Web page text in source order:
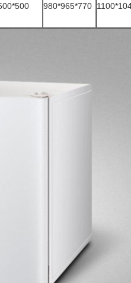
980*965*770